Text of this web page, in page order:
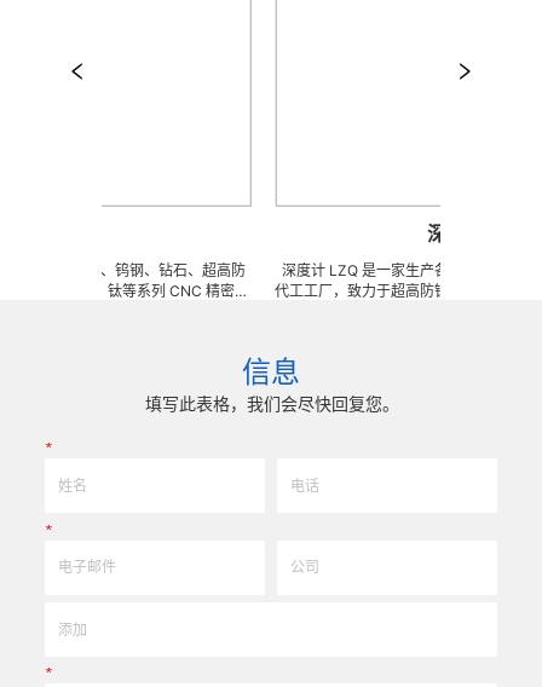
订做陶瓷、钨钢、钻石、超高防
钛合金、钛等系列 CNC 精密刀
高效率、低成本的应用。
深度计
深度计 LZQ 是一家生产各种牙科种植工具部
代工工厂，致力于超高防锈高硬度高耐磨、高
精密技术生产加工能力，实现高效率，低成
我们专业为客户生产成套手术工具。 有大量
来图来样任意定制各种牙科种植工具部件，而
信息
填写此表格，我们会尽快回复您。
*
*
*